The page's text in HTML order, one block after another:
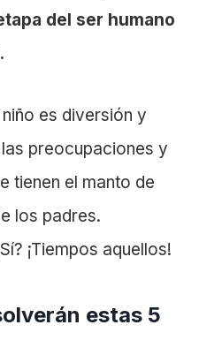
del ser humano
es diversión y
preocupaciones y
tienen el manto de
los padres.
¡Tiempos aquellos!
estas 5